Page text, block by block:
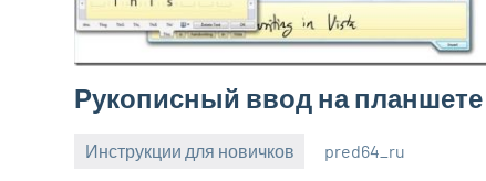
Рукописный ввод на планшете
Инструкции для новичков pred64_ru